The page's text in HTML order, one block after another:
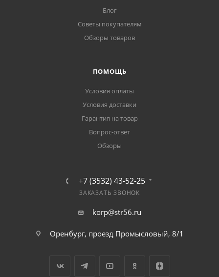
Блог
Советы покупателям
Обзоры товаров
ПОМОЩЬ
Условия оплаты
Условия доставки
Гарантия на товар
Вопрос-ответ
Обзоры
+7 (3532) 43-52-25
ЗАКАЗАТЬ ЗВОНОК
korp@str56.ru
Оренбург, проезд Промысловый, 8/1